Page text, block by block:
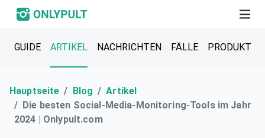
GUIDE ARTIKEL NACHRICHTEN FÄLLE PRODUKT
Hauptseite Blog
Artikel
Die besten Social-Media-Monitoring-Tools im Jahr
2024 | Onlypult.com